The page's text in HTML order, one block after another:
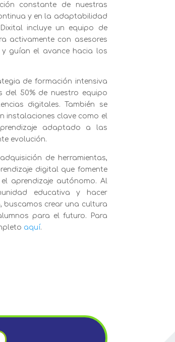
constante de nuestras
y en la adaptabilidad
incluye un equipo de
activamente con asesores
y guían el avance hacia los
de formación intensiva
del 50% de nuestro equipo
digitales. También se
instalaciones clave como el
adaptado a las
evolución.
de herramientas,
digital que fomente
aprendizaje autónomo. Al
educativa y hacer
buscamos crear una cultura
para el futuro. Para
aquí.